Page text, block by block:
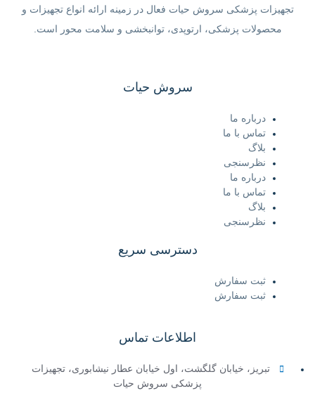
تجهیزات پزشکی سروش حیات فعال در زمینه ارائه انواع تجهیزات و
محصولات پزشکی، ارتوپدی، توانبخشی و سلامت محور است.
سروش حیات
درباره ما
تماس با ما
بلاگ
نظرسنجی
درباره ما
تماس با ما
بلاگ
نظرسنجی
دسترسی سریع
ثبت سفارش
ثبت سفارش
اطلاعات تماس
تبریز، خیابان گلگشت، اول خیابان عطار نیشابوری، تجهیزات
پزشکی سروش حیات